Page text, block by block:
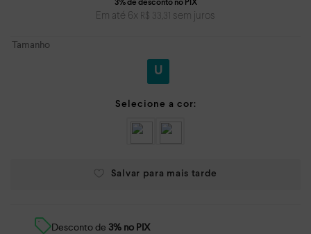
Em até 6x R$ 33, 31 sem juros
Tamanho
U
Desconto de 3% no PIX